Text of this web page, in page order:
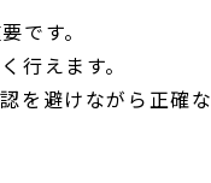
です。
行えます。
を避けながら正確な